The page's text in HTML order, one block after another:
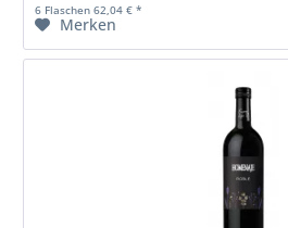
6 Flaschen 62,04 € *
Merken